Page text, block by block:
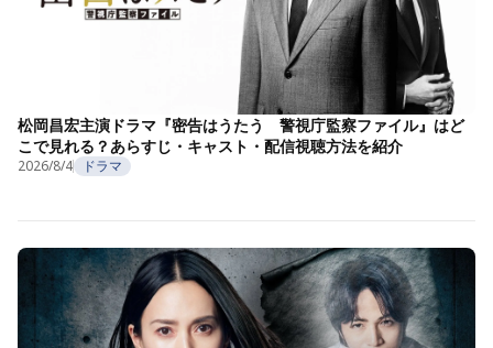
松岡昌宏主演ドラマ『密告はうたう 警視庁監察ファイル』はど
こで見れる？あらすじ・キャスト・配信視聴方法を紹介
2026/8/4 ドラマ